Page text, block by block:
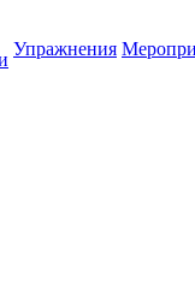
Упражнения